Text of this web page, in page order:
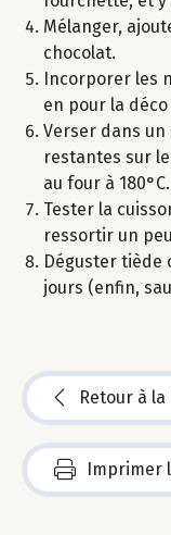
Mélanger,
chocolat.
Incorporer les
en pour la
Verser dans
restantes sur
au four à 180°C.
Tester la
ressortir un
Déguster tiède
jours (enfin,
Retour à la
Imprimer